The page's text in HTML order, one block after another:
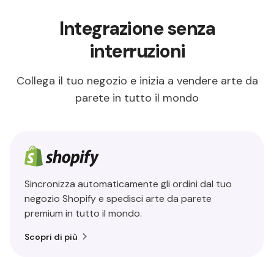
Integrazione senza
interruzioni
Collega il tuo negozio e inizia a vendere arte da
parete in tutto il mondo
Sincronizza automaticamente gli ordini dal tuo
negozio Shopify e spedisci arte da parete
premium in tutto il mondo.
Scopri di più